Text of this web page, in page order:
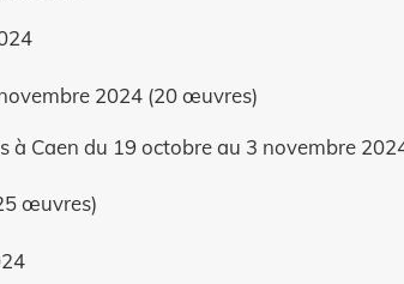
2024 (20 œuvres)
à Caen du 19 octobre au 3 novembre
œuvres)